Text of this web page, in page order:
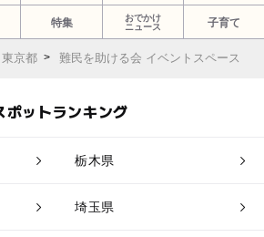
特集
おでかけ
ニュース
子育て
東京都 難民を助ける会 イベントスペース
ポットランキング
栃木県
埼玉県